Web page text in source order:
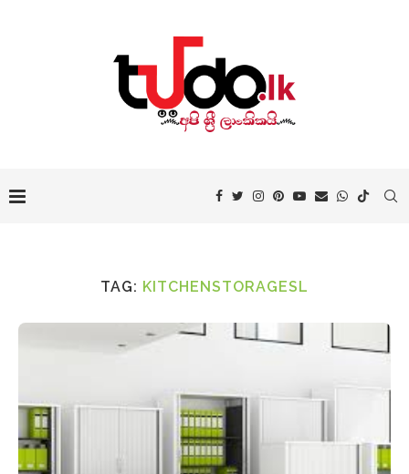
TAG: KITCHENSTORAGESL